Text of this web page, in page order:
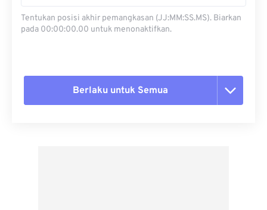
Tentukan posisi akhir pemangkasan (JJ:MM:SS.MS). Biarkan
pada 00:00:00.00 untuk menonaktifkan.
Berlaku untuk Semua